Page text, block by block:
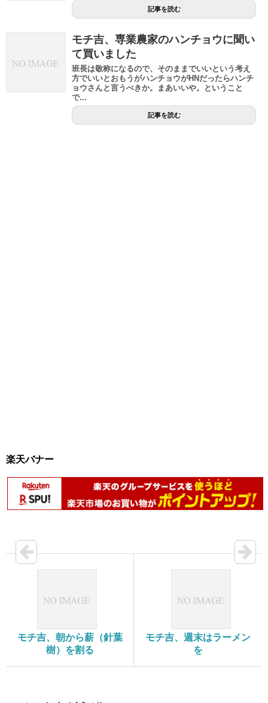
記事を読む
モチ吉、専業農家のハンチョウに聞い
て買いました
班長は敬称になるので、そのままでいいという考え
方でいいとおもうがハンチョウがHNだったらハンチ
ョウさんと言うべきか。まあいいや。ということ
で...
記事を読む
楽天バナー
モチ吉、朝から薪（針葉
樹）を割る
モチ吉、週末はラーメン
を